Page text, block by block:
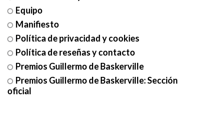
Equipo
Manifiesto
Política de privacidad y cookies
Política de reseñas y contacto
Premios Guillermo de Baskerville
Premios Guillermo de Baskerville: Sección
oficial